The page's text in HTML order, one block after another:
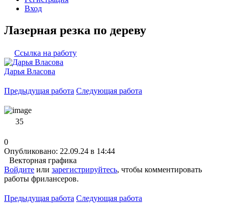
Вход
Лазерная резка по дереву
Ссылка на работу
Дарья Власова
Предыдущая работа Следующая работа
35
0
Опубликовано: 22.09.24 в 14:44
Векторная графика
Войдите или зарегистрируйтесь, чтобы комментировать
работы фрилансеров.
Предыдущая работа Следующая работа